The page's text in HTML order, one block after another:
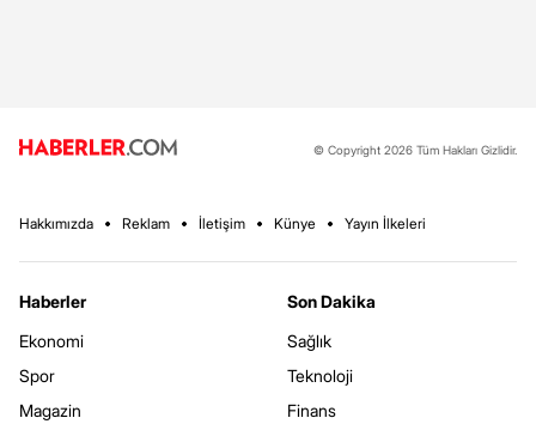
© Copyright 2026 Tüm Hakları Gizlidir.
Hakkımızda Reklam İletişim Künye Yayın İlkeleri
Haberler
Ekonomi
Spor
Magazin
Son Dakika
Sağlık
Teknoloji
Finans